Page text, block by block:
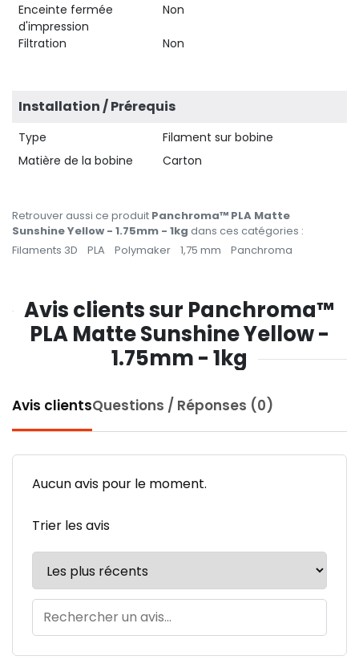
Enceinte fermée
d'impression
Non
Filtration Non
Installation / Prérequis
Type
Filament sur bobine
Matière de la bobine
Carton
Retrouver aussi ce produit Panchroma™ PLA Matte
Sunshine Yellow - 1.75mm - 1kg dans ces catégories :
Filaments 3D
PLA Polymaker 1,75 mm Panchroma
Avis clients sur Panchroma™
PLA Matte Sunshine Yellow -
1.75mm - 1kg
Avis clientsQuestions / Réponses (0)
Aucun avis pour le moment.
Trier les avis